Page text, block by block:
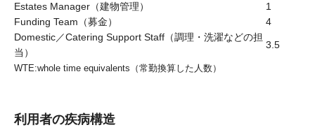
Estates Manager（建物管理）
1
Funding Team（募金）
4
Domestic／Catering Support Staff（調理・洗濯などの担
当）
3.5
WTE:whole time equivalents（常勤換算した人数）
利用者の疾病構造